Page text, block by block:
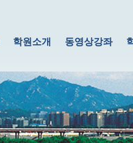
학원소개 동영상강좌